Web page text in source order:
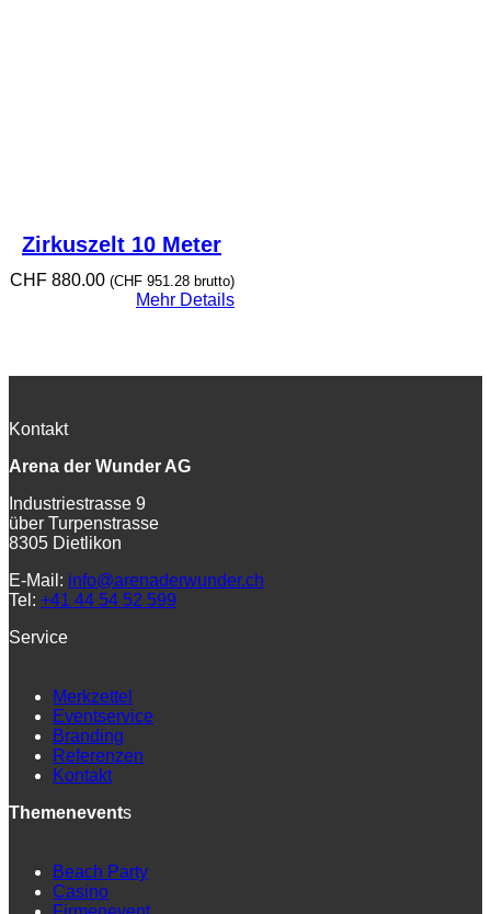
Zirkuszelt 10 Meter
CHF880.00 (CHF951.28brutto)
Mehr Details
Kontakt
Arena der Wunder AG
Industriestrasse 9
über Turpenstrasse
8305 Dietlikon
E-Mail: info@arenaderwunder.ch
Tel: +41 44 54 52 599
Service
Merkzettel
Eventservice
Branding
Referenzen
Kontakt
Themenevents
Beach Party
Casino